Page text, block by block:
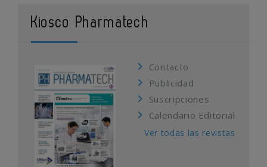
Kiosco Pharmatech
Contacto
Publicidad
Suscripciones
Calendario Editorial
Ver todas las revistas